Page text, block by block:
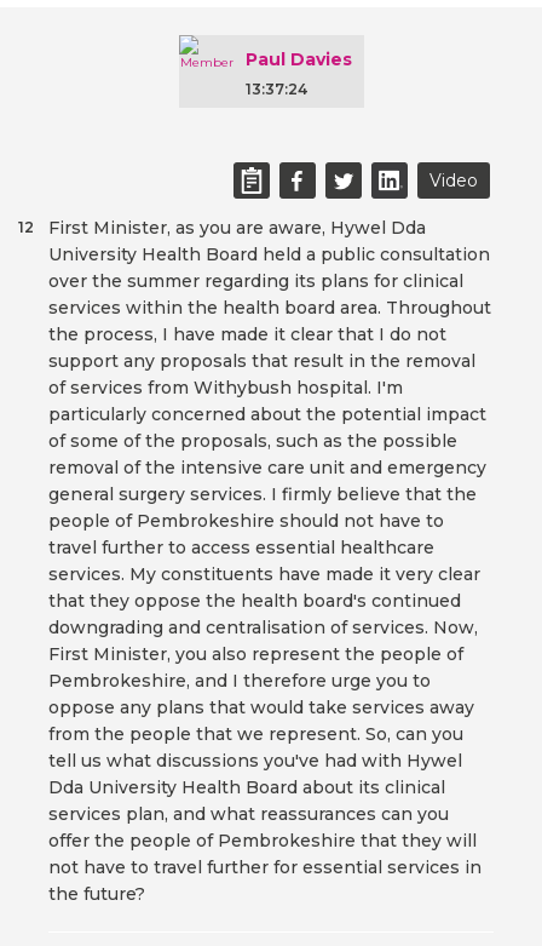
Paul Davies
13:37:24
Video
First Minister, as you are aware, Hywel Dda
University Health Board held a public consultation
over the summer regarding its plans for clinical
services within the health board area. Throughout
the process, I have made it clear that I do not
support any proposals that result in the removal
of services from Withybush hospital. I'm
particularly concerned about the potential impact
of some of the proposals, such as the possible
removal of the intensive care unit and emergency
general surgery services. I firmly believe that the
people of Pembrokeshire should not have to
travel further to access essential healthcare
services. My constituents have made it very clear
that they oppose the health board's continued
downgrading and centralisation of services. Now,
First Minister, you also represent the people of
Pembrokeshire, and I therefore urge you to
oppose any plans that would take services away
from the people that we represent. So, can you
tell us what discussions you've had with Hywel
Dda University Health Board about its clinical
services plan, and what reassurances can you
offer the people of Pembrokeshire that they will
not have to travel further for essential services in
the future?
12